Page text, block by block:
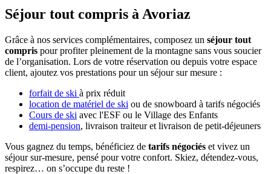
Séjour tout compris à Avoriaz
Grâce à nos services complémentaires, composez un séjour tout
compris pour profiter pleinement de la montagne sans vous soucier
de l’organisation. Lors de votre réservation ou depuis votre espace
client, ajoutez vos prestations pour un séjour sur mesure :
forfait de ski à prix réduit
location de matériel de ski ou de snowboard à tarifs négociés
Cours de ski avec l'ESF ou le Village des Enfants
demi-pension, livraison traiteur et livraison de petit-déjeuners
Vous gagnez du temps, bénéficiez de tarifs négociés et vivez un
séjour sur-mesure, pensé pour votre confort. Skiez, détendez-vous,
respirez… on s’occupe du reste !